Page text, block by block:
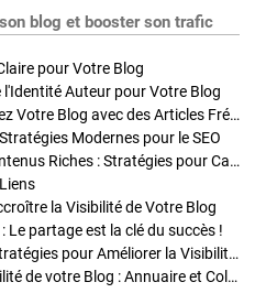
blog et booster son trafic
pour Votre Blog
Auteur pour Votre Blog
Stratégies de Publication : Boostez Votre Blog avec des Articles Fréquents et Exclusifs
Modernes pour le SEO
Enrichir Vos Articles avec des Contenus Riches : Stratégies pour Captiver et Optimiser
la Visibilité de Votre Blog
Le partage est la clé du succès !
Optimisation SEO des Articles : Stratégies pour Améliorer la Visibilité de Votre Blog
Stratégies pour améliorer la visibilité de votre Blog : Annuaire et Collaborations